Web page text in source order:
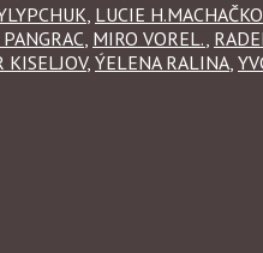
LUCIE
MIRO VOREL.
, ÝELENA RALINA